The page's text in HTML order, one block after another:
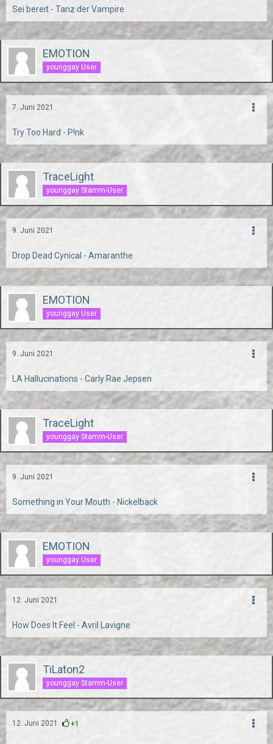
Sei bereit - Tanz der Vampire
EMOTION
younggay User
7. Juni 2021
Try Too Hard - P!nk
TraceLight
younggay Stamm-User
9. Juni 2021
Drop Dead Cynical - Amaranthe
EMOTION
younggay User
9. Juni 2021
LA Hallucinations - Carly Rae Jepsen
TraceLight
younggay Stamm-User
9. Juni 2021
Something in Your Mouth - Nickelback
EMOTION
younggay User
12. Juni 2021
How Does It Feel - Avril Lavigne
TiLaton2
younggay Stamm-User
12. Juni 2021 +1